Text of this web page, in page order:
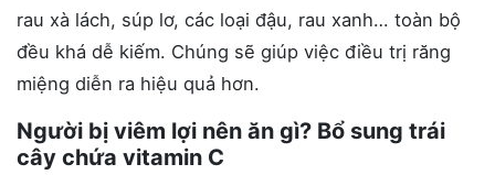
rau xà lách, súp lơ, các loại đậu, rau xanh… toàn bộ
đều khá dễ kiếm. Chúng sẽ giúp việc điều trị răng
miệng diễn ra hiệu quả hơn.
Người bị viêm lợi nên ăn gì? Bổ sung trái
cây chứa vitamin C